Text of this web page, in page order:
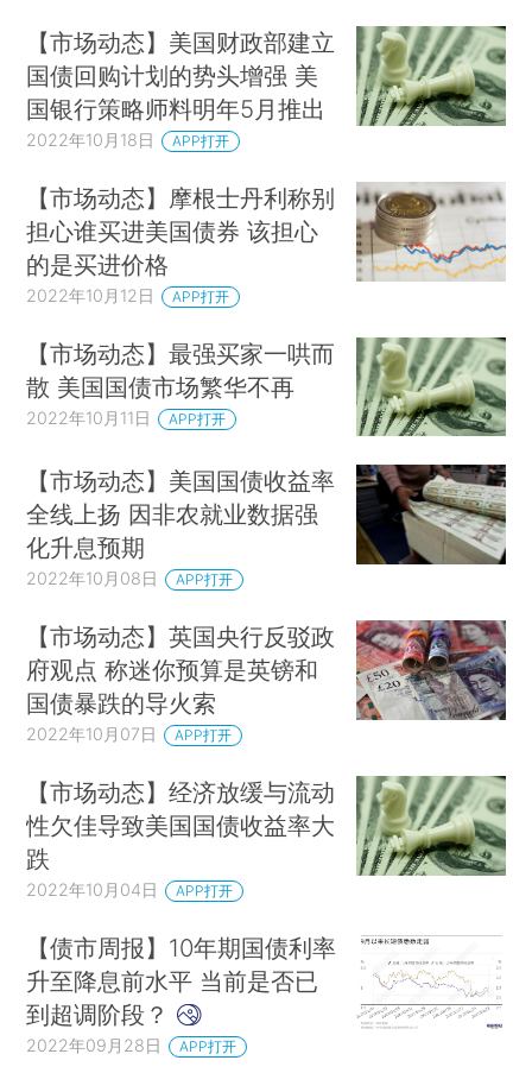
【市场动态】美国财政部建立
国债回购计划的势头增强 美
国银行策略师料明年5月推出
2022年10月18日 APP打开
【市场动态】摩根士丹利称别
担心谁买进美国债券 该担心
的是买进价格
2022年10月12日 APP打开
【市场动态】最强买家一哄而
散 美国国债市场繁华不再
2022年10月11日 APP打开
【市场动态】美国国债收益率
全线上扬 因非农就业数据强
化升息预期
2022年10月08日 APP打开
【市场动态】英国央行反驳政
府观点 称迷你预算是英镑和
国债暴跌的导火索
2022年10月07日 APP打开
【市场动态】经济放缓与流动
性欠佳导致美国国债收益率大
跌
2022年10月04日 APP打开
【债市周报】10年期国债利率
升至降息前水平 当前是否已
到超调阶段？
2022年09月28日 APP打开